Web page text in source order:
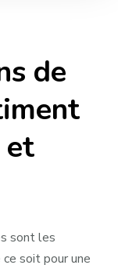
de
et
sont les
soit pour une